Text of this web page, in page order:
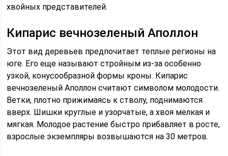
хвойных представителей.
Кипарис вечнозеленый Аполлон
Этот вид деревьев предпочитает теплые регионы на
юге. Его еще называют стройным из-за особенно
узкой, конусообразной формы кроны. Кипарис
вечнозеленый Аполлон считают символом молодости.
Ветки, плотно прижимаясь к стволу, поднимаются
вверх. Шишки круглые и узорчатые, а хвоя мелкая и
мягкая. Молодое растение быстро прибавляет в росте,
взрослые экземпляры возвышаются на 30 метров.